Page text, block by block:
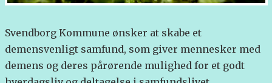
Svendborg Kommune ønsker at skabe et
demensvenligt samfund, som giver mennesker med
demens og deres pårørende mulighed for et godt